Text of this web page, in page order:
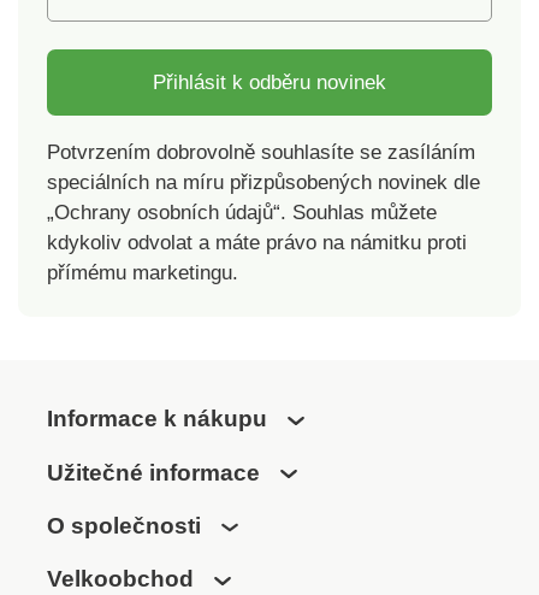
Přihlásit k odběru novinek
Potvrzením dobrovolně souhlasíte se zasíláním
speciálních na míru přizpůsobených novinek dle
„Ochrany osobních údajů“. Souhlas můžete
kdykoliv odvolat a máte právo na námitku proti
přímému marketingu.
Informace k nákupu
Užitečné informace
O společnosti
Velkoobchod